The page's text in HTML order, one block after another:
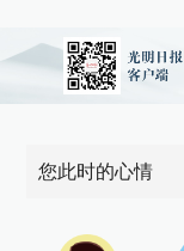
您此时的心情